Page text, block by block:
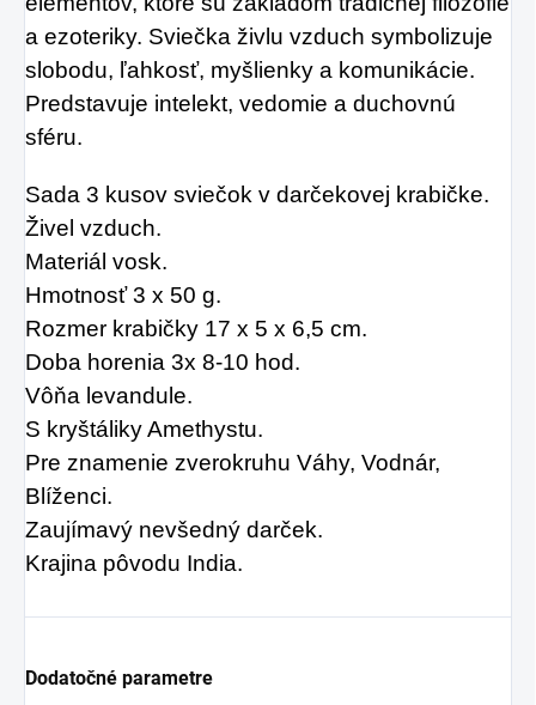
a ezoteriky. Sviečka živlu vzduch symbolizuje
slobodu, ľahkosť, myšlienky a komunikácie.
Predstavuje intelekt, vedomie a duchovnú
sféru.
Sada 3 kusov sviečok v darčekovej krabičke.
Živel vzduch.
Materiál vosk.
Hmotnosť 3 x 50 g.
Rozmer krabičky 17 x 5 x 6,5 cm.
Doba horenia 3x 8-10 hod.
Vôňa levandule.
S kryštáliky Amethystu.
Pre znamenie zverokruhu Váhy, Vodnár,
Blíženci.
Zaujímavý nevšedný darček.
Krajina pôvodu India.
Dodatočné parametre